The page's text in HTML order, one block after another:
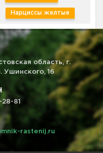
Нарциссы желтые
область, г.
Ушинского, 16
28-81
rastenij.ru